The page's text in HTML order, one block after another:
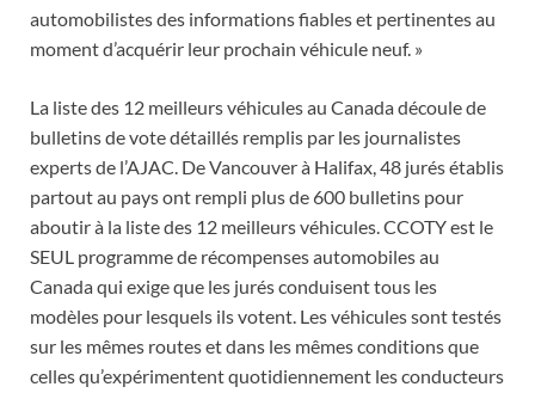
automobilistes des informations fiables et pertinentes au
moment d’acquérir leur prochain véhicule neuf. »
La liste des 12 meilleurs véhicules au Canada découle de
bulletins de vote détaillés remplis par les journalistes
experts de l’AJAC. De Vancouver à Halifax, 48 jurés établis
partout au pays ont rempli plus de 600 bulletins pour
aboutir à la liste des 12 meilleurs véhicules. CCOTY est le
SEUL programme de récompenses automobiles au
Canada qui exige que les jurés conduisent tous les
modèles pour lesquels ils votent. Les véhicules sont testés
sur les mêmes routes et dans les mêmes conditions que
celles qu’expérimentent quotidiennement les conducteurs